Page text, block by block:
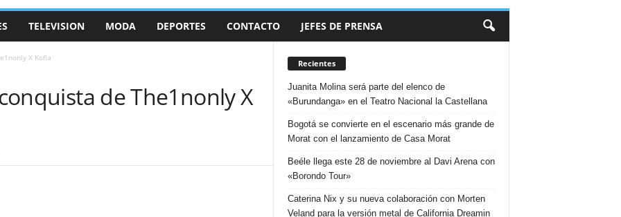
TELEVISION MODA DEPORTES CONTACTO JEFES DE PRENSA
X Kofla
de The1nonly X
Recientes
Juanita Molina será parte del elenco de
«Burundanga» en el Teatro Nacional la Castellana
Bogotá se convierte en el escenario más grande de
Morat con el lanzamiento de Casa Morat
Beéle llega este 28 de noviembre al Davi Arena con
«Borondo Tour»
Caterina Nix y su nueva colaboración con Morten
Veland para la versión metal de California Dreamin